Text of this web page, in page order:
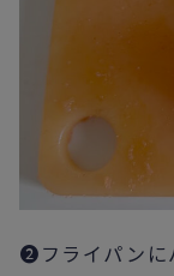
❷フライパンに